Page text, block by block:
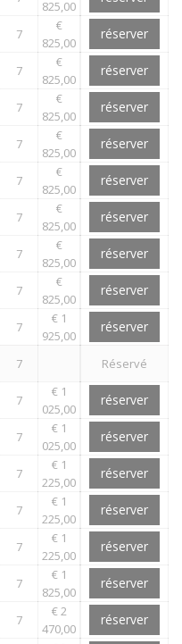
825,00
7
€
825,00
réserver
7
€
825,00
réserver
7
€
825,00
réserver
7
€
825,00
réserver
7
€
825,00
réserver
7
€
825,00
réserver
7
€
825,00
réserver
7
€
825,00
réserver
7
€ 1
925,00
réserver
7
Réservé
7
€ 1
025,00
réserver
7
€ 1
025,00
réserver
7
€ 1
225,00
réserver
7
€ 1
225,00
réserver
7
€ 1
225,00
réserver
7
€ 1
825,00
réserver
7
€ 2
470,00
réserver